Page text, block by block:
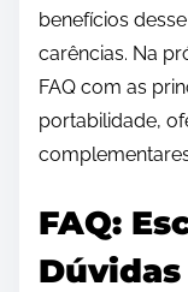
benefícios
carências. Na
FAQ com as
portabilidade,
FAQ: